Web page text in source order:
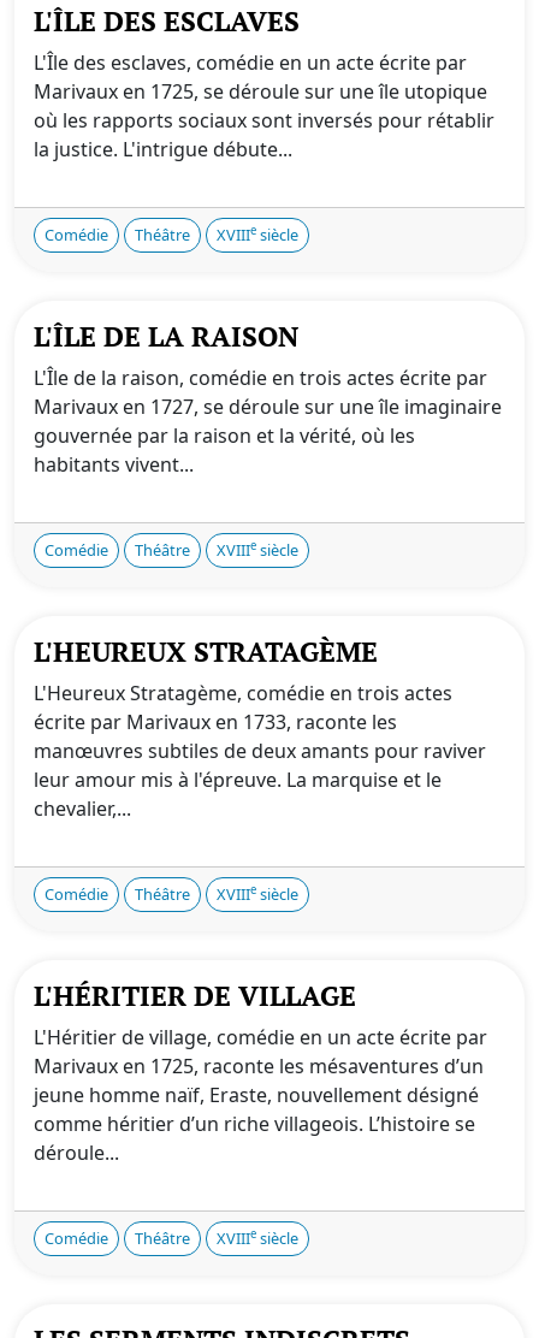
L'ÎLE DES ESCLAVES
L'Île des esclaves, comédie en un acte écrite par
Marivaux en 1725, se déroule sur une île utopique
où les rapports sociaux sont inversés pour rétablir
la justice. L'intrigue débute...
Comédie Théâtre XVIIIe siècle
L'ÎLE DE LA RAISON
L'Île de la raison, comédie en trois actes écrite par
Marivaux en 1727, se déroule sur une île imaginaire
gouvernée par la raison et la vérité, où les
habitants vivent...
Comédie Théâtre XVIIIe siècle
L'HEUREUX STRATAGÈME
L'Heureux Stratagème, comédie en trois actes
écrite par Marivaux en 1733, raconte les
manœuvres subtiles de deux amants pour raviver
leur amour mis à l'épreuve. La marquise et le
chevalier,...
Comédie Théâtre XVIIIe siècle
L'HÉRITIER DE VILLAGE
L'Héritier de village, comédie en un acte écrite par
Marivaux en 1725, raconte les mésaventures d’un
jeune homme naïf, Eraste, nouvellement désigné
comme héritier d’un riche villageois. L’histoire se
déroule...
Comédie Théâtre XVIIIe siècle